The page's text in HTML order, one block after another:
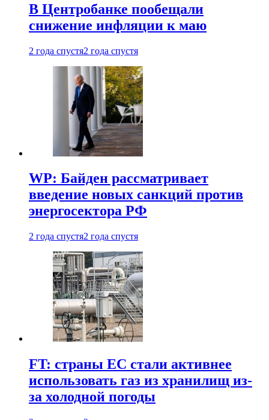
В Центробанке пообещали
снижение инфляции к маю
2 года спустя2 года спустя
WP: Байден рассматривает
введение новых санкций против
энергосектора РФ
2 года спустя2 года спустя
FT: страны ЕС стали активнее
использовать газ из хранилищ из-
за холодной погоды